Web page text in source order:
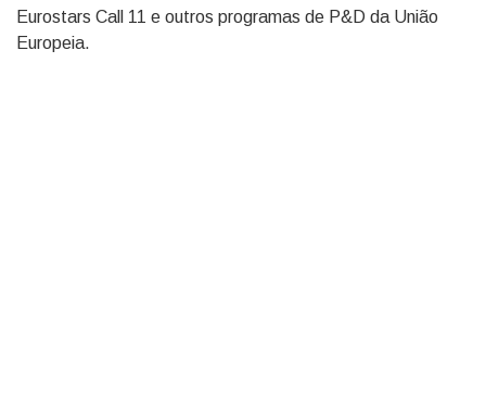
Eurostars Call 11 e outros programas de P&D da União
Europeia.